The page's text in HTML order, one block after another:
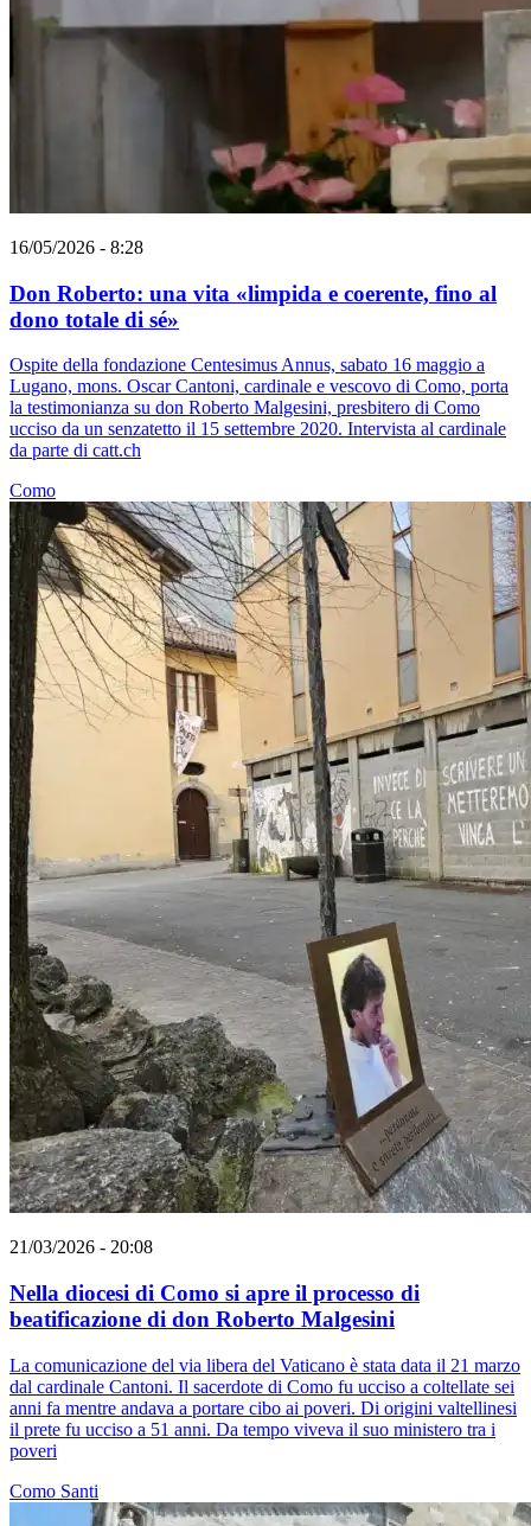
16/05/2026 - 8:28
Don Roberto: una vita «limpida e coerente, fino al
dono totale di sé»
Ospite della fondazione Centesimus Annus, sabato 16 maggio a
Lugano, mons. Oscar Cantoni, cardinale e vescovo di Como, porta
la testimonianza su don Roberto Malgesini, presbitero di Como
ucciso da un senzatetto il 15 settembre 2020. Intervista al cardinale
da parte di catt.ch
Como
21/03/2026 - 20:08
Nella diocesi di Como si apre il processo di
beatificazione di don Roberto Malgesini
La comunicazione del via libera del Vaticano è stata data il 21 marzo
dal cardinale Cantoni. Il sacerdote di Como fu ucciso a coltellate sei
anni fa mentre andava a portare cibo ai poveri. Di origini valtellinesi
il prete fu ucciso a 51 anni. Da tempo viveva il suo ministero tra i
poveri
Como Santi